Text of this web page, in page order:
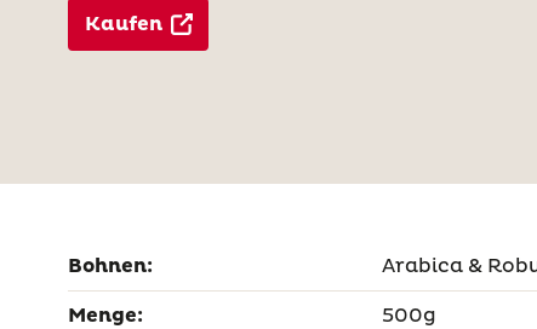
Kaufen
Bohnen: Arabica &
Menge: 500g